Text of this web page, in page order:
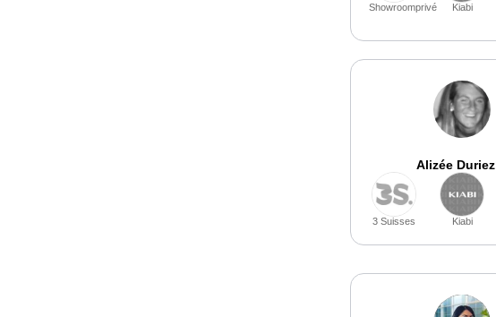
Showroomprivé Kiabi
Alizée Duriez
3 Suisses Kiabi